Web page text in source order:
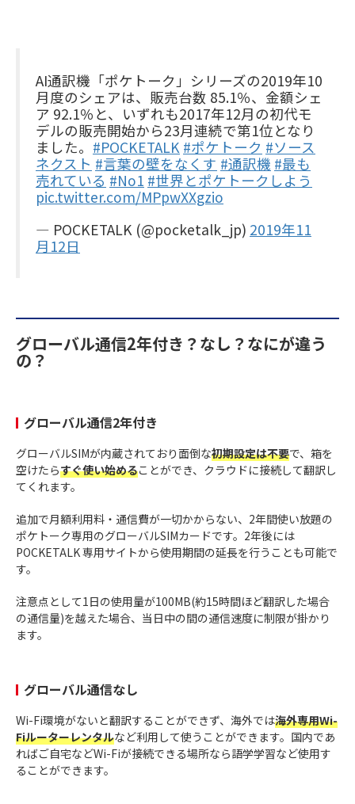
AI通訳機「ポケトーク」シリーズの2019年10
月度のシェアは、販売台数 85.1％、金額シェ
ア 92.1％と、いずれも2017年12月の初代モ
デルの販売開始から23月連続で第1位となり
ました。 #POCKETALK #ポケトーク #ソース
ネクスト #言葉の壁をなくす #通訳機 #最も
売れている #No1 #世界とポケトークしよう
pic.twitter.com/MPpwXXgzio
— POCKETALK (@pocketalk_jp) 2019年11
月12日
グローバル通信2年付き？なし？なにが違う
の？
グローバル通信2年付き
グローバルSIMが内蔵されており面倒な初期設定は不要で、箱を
空けたらすぐ使い始めることができ、クラウドに接続して翻訳し
てくれます。
追加で月額利用料・通信費が一切かからない、2年間使い放題の
ポケトーク専用のグローバルSIMカードです。2年後には
POCKETALK 専用サイトから使用期間の延長を行うことも可能で
す。
注意点として1日の使用量が100MB(約15時間ほど翻訳した場合
の通信量)を越えた場合、当日中の間の通信速度に制限が掛かり
ます。
グローバル通信なし
Wi-Fi環境がないと翻訳することができず、海外では海外専用Wi-
Fiルーターレンタルなど利用して使うことができます。国内であ
ればご自宅などWi-Fiが接続できる場所なら語学学習など使用す
ることができます。